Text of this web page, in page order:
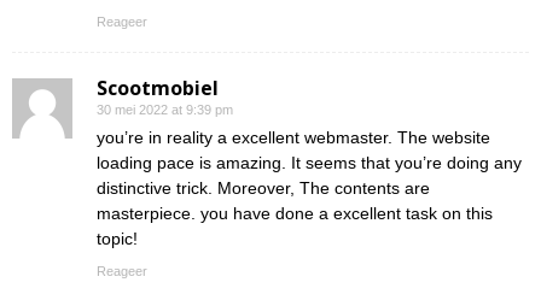
Reageer
Scootmobiel
30 mei 2022 at 9:39 pm
you’re in reality a excellent webmaster. The website
loading pace is amazing. It seems that you’re doing any
distinctive trick. Moreover, The contents are
masterpiece. you have done a excellent task on this
topic!
Reageer